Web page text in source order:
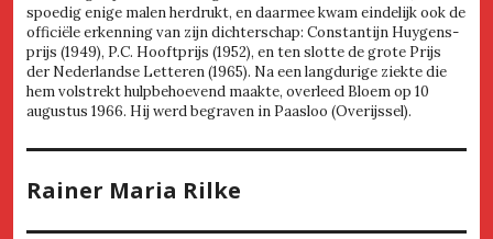
spoedig enige malen herdrukt, en daarmee kwam eindelijk ook de
officiële erkenning van zijn dichterschap: Constantijn Huygens-
prijs (1949), P.C. Hooftprijs (1952), en ten slotte de grote Prijs
der Nederlandse Letteren (1965). Na een langdurige ziekte die
hem volstrekt hulpbehoevend maakte, overleed Bloem op 10
augustus 1966. Hij werd begraven in Paasloo (Overijssel).
Rainer Maria Rilke